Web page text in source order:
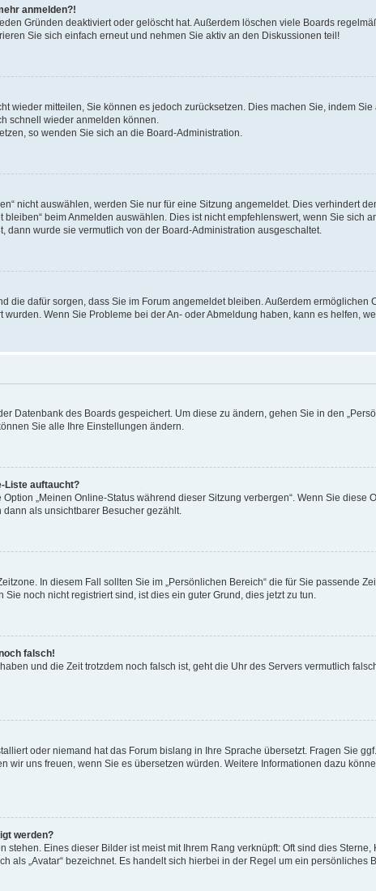
anmelden?!
Gründen deaktiviert oder gelöscht hat. Außerdem löschen viele Boards
Sie sich einfach erneut und nehmen Sie aktiv an den Diskussionen teil!
wieder mitteilen, Sie können es jedoch zurücksetzen. Dies machen Sie, indem
schnell wieder anmelden können.
so wenden Sie sich an die Board-Administration.
nicht auswählen, werden Sie nur für eine Sitzung angemeldet. Dies verhindert
beim Anmelden auswählen. Dies ist nicht empfehlenswert, wenn Sie sich
dann wurde sie vermutlich von der Board-Administration ausgeschaltet.
die dafür sorgen, dass Sie im Forum angemeldet bleiben. Außerdem
wurden. Wenn Sie Probleme bei der An- oder Abmeldung haben, kann es helfen,
Datenbank des Boards gespeichert. Um diese zu ändern, gehen Sie in den
Sie alle Ihre Einstellungen ändern.
Liste auftaucht?
„Meinen Online-Status während dieser Sitzung verbergen“. Wenn Sie diese
als unsichtbarer Besucher gezählt.
In diesem Fall sollten Sie im „Persönlichen Bereich“ die für Sie passende
noch nicht registriert sind, ist dies ein guter Grund, dies jetzt zu tun.
falsch!
und die Zeit trotzdem noch falsch ist, geht die Uhr des Servers vermutlich
oder niemand hat das Forum bislang in Ihre Sprache übersetzt. Fragen Sie
wir uns freuen, wenn Sie es übersetzen würden. Weitere Informationen dazu
werden?
Eines dieser Bilder ist meist mit Ihrem Rang verknüpft: Oft sind dies
als „Avatar“ bezeichnet. Es handelt sich hierbei in der Regel um ein